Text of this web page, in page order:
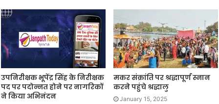
उपनिरीक्षक भूपेंद्र सिंह के निरीक्षक
पद पर पदोन्नत होने पर नागरिकों
ने किया अभिनंदन
मकर संक्रांति पर श्रद्धापूर्ण स्नान
करने पहुंचे श्रद्धालु
January 15, 2025